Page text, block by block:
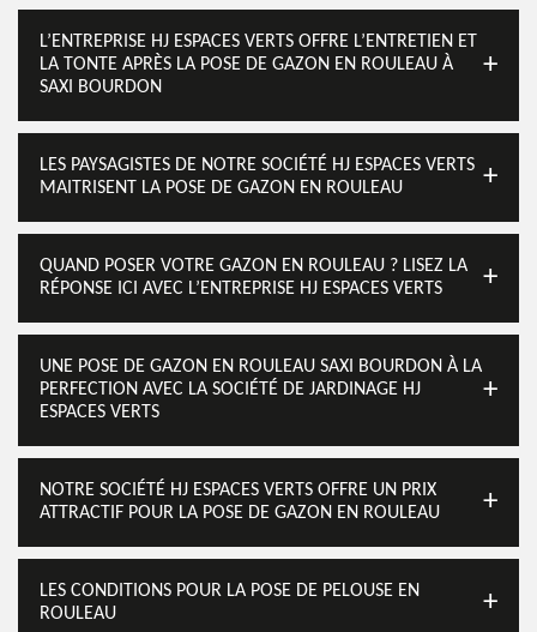
L’ENTREPRISE HJ ESPACES VERTS OFFRE L’ENTRETIEN ET
LA TONTE APRÈS LA POSE DE GAZON EN ROULEAU À
SAXI BOURDON
LES PAYSAGISTES DE NOTRE SOCIÉTÉ HJ ESPACES VERTS
MAITRISENT LA POSE DE GAZON EN ROULEAU
QUAND POSER VOTRE GAZON EN ROULEAU ? LISEZ LA
RÉPONSE ICI AVEC L’ENTREPRISE HJ ESPACES VERTS
UNE POSE DE GAZON EN ROULEAU SAXI BOURDON À LA
PERFECTION AVEC LA SOCIÉTÉ DE JARDINAGE HJ
ESPACES VERTS
NOTRE SOCIÉTÉ HJ ESPACES VERTS OFFRE UN PRIX
ATTRACTIF POUR LA POSE DE GAZON EN ROULEAU
LES CONDITIONS POUR LA POSE DE PELOUSE EN
ROULEAU